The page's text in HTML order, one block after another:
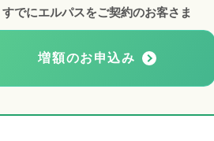
すでにエルパスをご契約のお客さま
増額のお申込み